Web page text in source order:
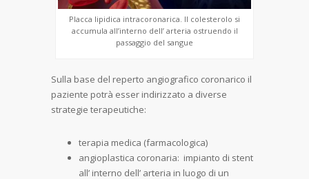
Placca lipidica intracoronarica. Il colesterolo si
accumula all’interno dell’ arteria ostruendo il
passaggio del sangue
Sulla base del reperto angiografico coronarico il
paziente potrà esser indirizzato a diverse
strategie terapeutiche:
terapia medica (farmacologica)
angioplastica coronaria: impianto di stent
all’ interno dell’ arteria in luogo di un